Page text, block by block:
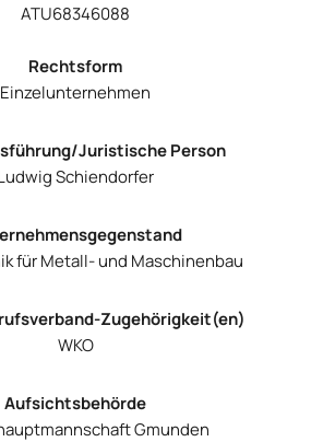
ATU68346088
Rechtsform
Einzelunternehmen
Juristische Person
Schiendorfer
für Metall- und Maschinenbau
Zugehörigkeit(en)
WKO
Aufsichtsbehörde
Gmunden